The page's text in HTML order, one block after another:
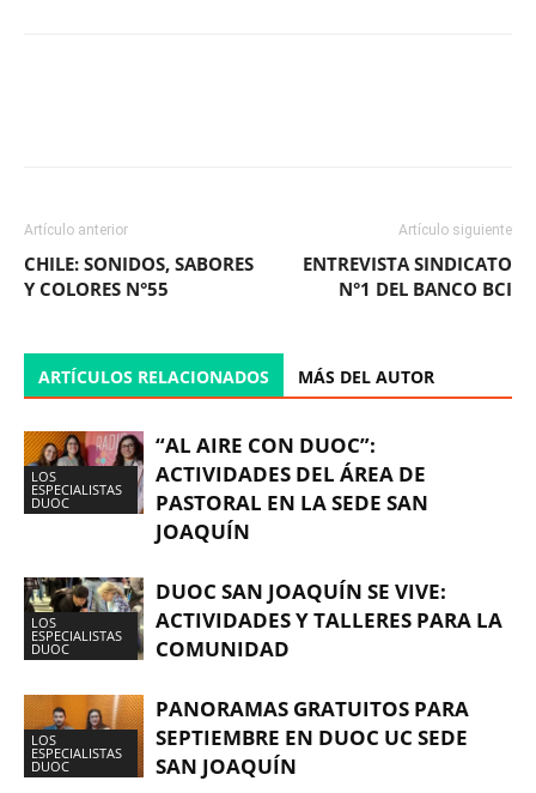
Artículo anterior
CHILE: SONIDOS, SABORES
Y COLORES N°55
Artículo siguiente
ENTREVISTA SINDICATO
N°1 DEL BANCO BCI
ARTÍCULOS RELACIONADOS MÁS DEL AUTOR
LOS
ESPECIALISTAS
DUOC
“AL AIRE CON DUOC”:
ACTIVIDADES DEL ÁREA DE
PASTORAL EN LA SEDE SAN
JOAQUÍN
LOS
ESPECIALISTAS
DUOC
DUOC SAN JOAQUÍN SE VIVE:
ACTIVIDADES Y TALLERES PARA LA
COMUNIDAD
LOS
ESPECIALISTAS
DUOC
PANORAMAS GRATUITOS PARA
SEPTIEMBRE EN DUOC UC SEDE
SAN JOAQUÍN